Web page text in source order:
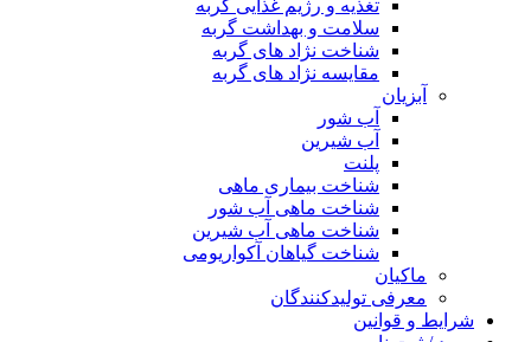
تغذیه و رژیم غذایی گربه
سلامت و بهداشت گربه
شناخت نژاد های گربه
مقایسه نژاد های گربه
آبزیان
آب شور
آب شیرین
پلنت
شناخت بیماری ماهی
شناخت ماهی آب شور
شناخت ماهی آب شیرین
شناخت گیاهان آکواریومی
ماکیان
معرفی تولیدکنندگان
شرایط و قوانین